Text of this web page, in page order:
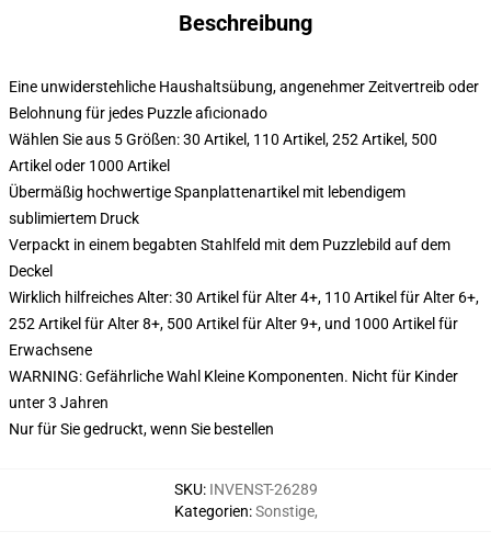
Beschreibung
Eine unwiderstehliche Haushaltsübung, angenehmer Zeitvertreib oder
Belohnung für jedes Puzzle aficionado
Wählen Sie aus 5 Größen: 30 Artikel, 110 Artikel, 252 Artikel, 500
Artikel oder 1000 Artikel
Übermäßig hochwertige Spanplattenartikel mit lebendigem
sublimiertem Druck
Verpackt in einem begabten Stahlfeld mit dem Puzzlebild auf dem
Deckel
Wirklich hilfreiches Alter: 30 Artikel für Alter 4+, 110 Artikel für Alter 6+,
252 Artikel für Alter 8+, 500 Artikel für Alter 9+, und 1000 Artikel für
Erwachsene
WARNING: Gefährliche Wahl Kleine Komponenten. Nicht für Kinder
unter 3 Jahren
Nur für Sie gedruckt, wenn Sie bestellen
SKU: INVENST-26289
Kategorien:Sonstige,